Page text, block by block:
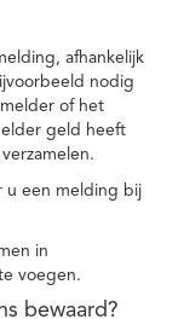
afhankelijk
nodig
of het
geld heeft
u een melding bij
in
voegen.
bewaard?